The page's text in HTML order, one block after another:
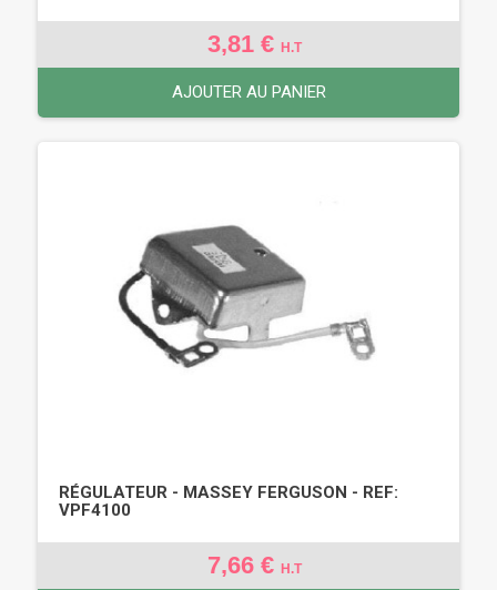
3,81 € H.T
AJOUTER AU PANIER
RÉGULATEUR - MASSEY FERGUSON - REF:
VPF4100
7,66 € H.T